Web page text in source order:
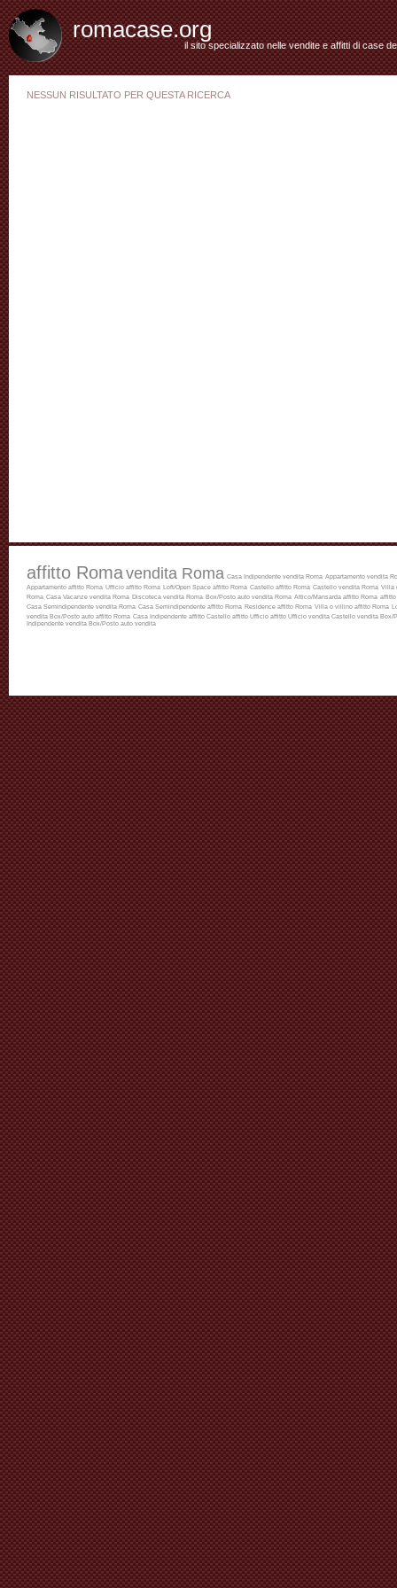
romacase.org
il sito specializzato nelle vendite e affitti di case
NESSUN RISULTATO PER QUESTA RICERCA
affitto Romavendita Roma Casa Indipendente vendita Roma Appartamento vendita
Appartamento affitto Roma
Ufficio affitto Roma Loft/Open Space affitto Roma Castello affitto Roma Castello vendita Roma Villa
Roma Casa Vacanze vendita Roma Discoteca vendita Roma Box/Posto auto vendita Roma Attico/Mansarda affitto Roma affitto
Casa Semindipendente vendita Roma Casa Semindipendente affitto Roma Residence affitto Roma Villa o villino affitto Roma
vendita Box/Posto auto affitto Roma Casa Indipendente affitto Castello affitto Ufficio affitto Ufficio vendita Castello vendita Box/
Indipendente vendita Box/Posto auto vendita